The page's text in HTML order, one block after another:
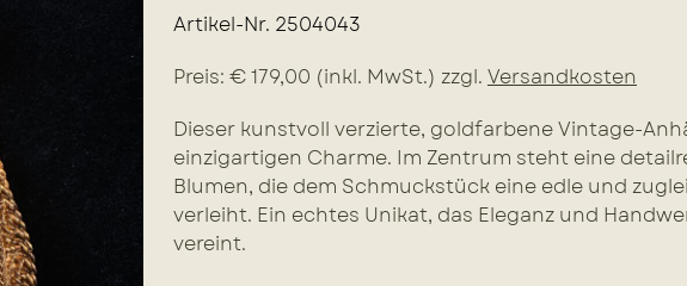
Artikel-Nr. 2504043
Preis: € 179,00 (inkl. MwSt.) zzgl. Versandkosten
Dieser kunstvoll verzierte, goldfarbene Vintage-
einzigartigen Charme. Im Zentrum steht eine
Blumen, die dem Schmuckstück eine edle und
verleiht. Ein echtes Unikat, das Eleganz und
vereint.